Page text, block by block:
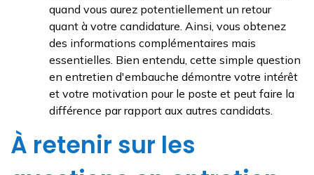
quand vous aurez potentiellement un retour
quant à votre candidature. Ainsi, vous obtenez
des informations complémentaires mais
essentielles. Bien entendu, cette simple question
en entretien d'embauche démontre votre intérêt
et votre motivation pour le poste et peut faire la
différence par rapport aux autres candidats.
À retenir sur les